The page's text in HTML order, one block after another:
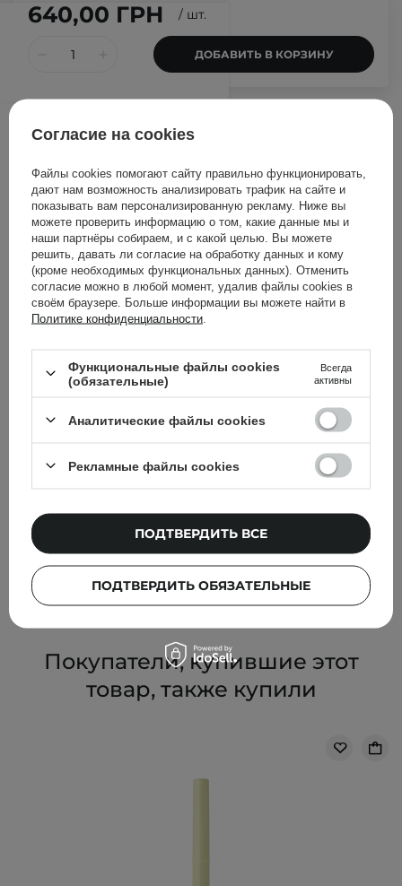
640,00 ГРН / шт.
ДОБАВИТЬ В КОРЗИНУ
Другие клиенты также
Centellian24 - Madeca Cream Time Reverse - Крем для
лица против морщин - 50ml
639,00 ГРН
543,00 ГРН
Покупатели, купившие этот
товар, также купили
Согласие на cookies
Файлы cookies помогают сайту правильно функционировать,
дают нам возможность анализировать трафик на сайте и
показывать вам персонализированную рекламу. Ниже вы
можете проверить информацию о том, какие данные мы и
наши партнёры собираем, и с какой целью. Вы можете
решить, давать ли согласие на обработку данных и кому
(кроме необходимых функциональных данных). Отменить
согласие можно в любой момент, удалив файлы cookies в
своём браузере. Больше информации вы можете найти в
Политике конфиденциальности
Функциональные файлы cookies
(обязательные)
Всегда
активны
Аналитические файлы cookies
Рекламные файлы cookies
ПОДТВЕРДИТЬ ОБЯЗАТЕЛЬНЫЕ
ПОДТВЕРДИТЬ ВСЕ